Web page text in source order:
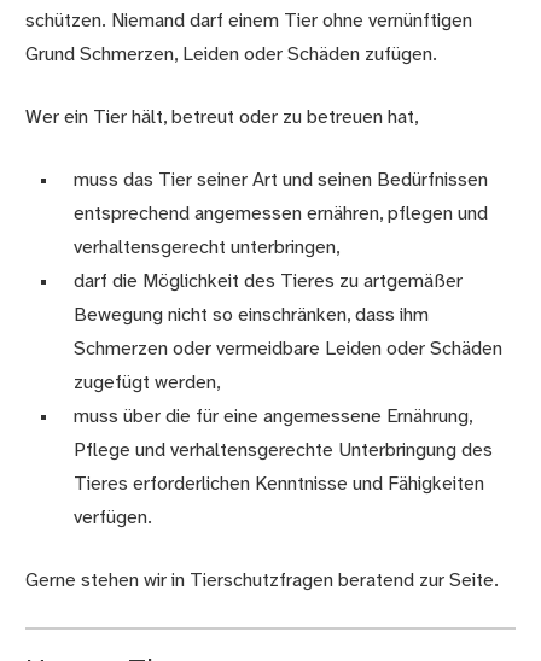
schützen. Niemand darf einem Tier ohne vernünftigen
Grund Schmerzen, Leiden oder Schäden zufügen.
Wer ein Tier hält, betreut oder zu betreuen hat,
muss das Tier seiner Art und seinen Bedürfnissen
entsprechend angemessen ernähren, pflegen und
verhaltensgerecht unterbringen,
darf die Möglichkeit des Tieres zu artgemäßer
Bewegung nicht so einschränken, dass ihm
Schmerzen oder vermeidbare Leiden oder Schäden
zugefügt werden,
muss über die für eine angemessene Ernährung,
Pflege und verhaltensgerechte Unterbringung des
Tieres erforderlichen Kenntnisse und Fähigkeiten
verfügen.
Gerne stehen wir in Tierschutzfragen beratend zur Seite.